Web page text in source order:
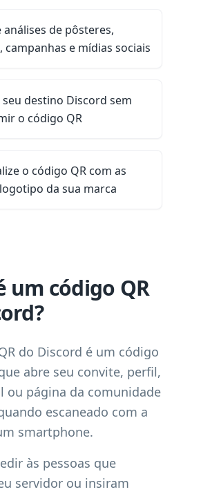
análises de pôsteres,
campanhas e mídias sociais
destino Discord sem
o código QR
o código QR com as
da sua marca
um código QR
do Discord é um código
abre seu convite, perfil,
ou página da comunidade
escaneado com a
smartphone.
às pessoas que
servidor ou insiram